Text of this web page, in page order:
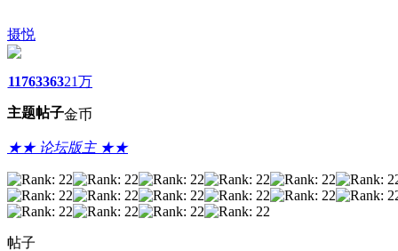
摄悦
1176
主题
3363
帖子
21万
金币
★★ 论坛版主 ★★
帖子